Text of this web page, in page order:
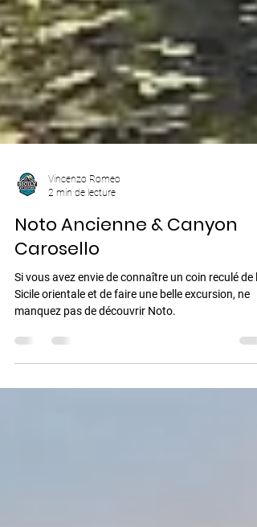
Vincenzo Romeo
2 min de lecture
Noto Ancienne & Canyon
Carosello
Si vous avez envie de connaître un coin reculé de la